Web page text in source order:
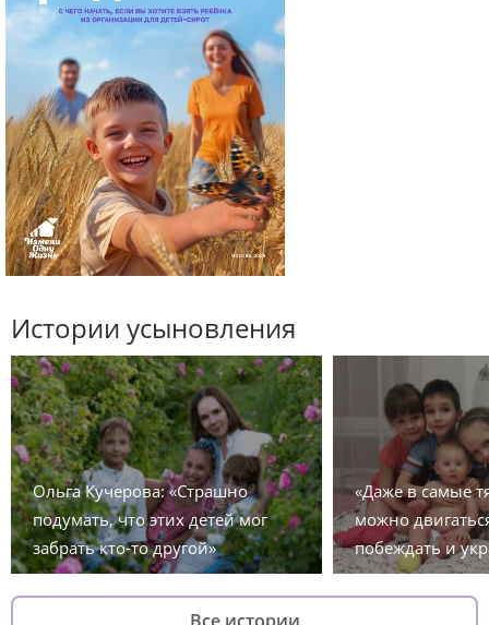
Истории усыновления
Ольга Кучерова: «Страшно
подумать, что этих детей мог
забрать кто-то другой»
«Даже в самые
можно
побеждать и